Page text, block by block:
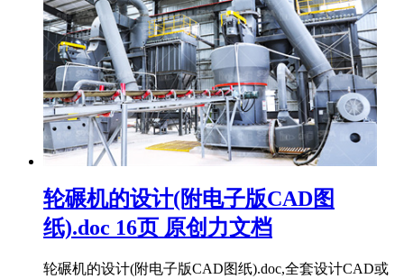
轮碾机的设计(附电子版CAD图
纸).doc 16页 原创力文档
轮碾机的设计(附电子版CAD图纸).doc,全套设计CAD或